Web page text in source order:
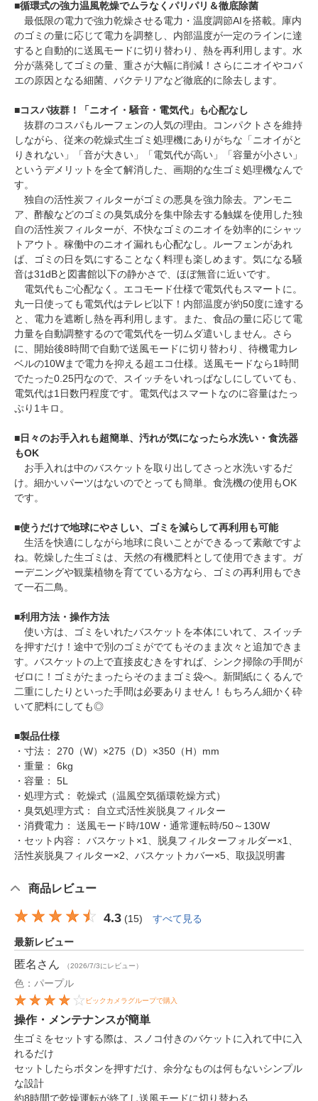
■循環式の強力温風乾燥でムラなくパリパリ＆徹底除菌
最低限の電力で強力乾燥させる電力・温度調節AIを搭載。庫内
のゴミの量に応じて電力を調整し、内部温度が一定のラインに達
すると自動的に送風モードに切り替わり、熱を再利用します。水
分が蒸発してゴミの量、重さが大幅に削減！さらにニオイやコバ
エの原因となる細菌、バクテリアなど徹底的に除去します。
■コスパ抜群！「ニオイ・騒音・電気代」も心配なし
抜群のコスパもルーフェンの人気の理由。コンパクトさを維持
しながら、従来の乾燥式生ゴミ処理機にありがちな「ニオイがと
りきれない」「音が大きい」「電気代が高い」「容量が小さい」
というデメリットを全て解消した、画期的な生ゴミ処理機なんで
す。
独自の活性炭フィルターがゴミの悪臭を強力除去。アンモニ
ア、酢酸などのゴミの臭気成分を集中除去する触媒を使用した独
自の活性炭フィルターが、不快なゴミのニオイを効率的にシャッ
トアウト。稼働中のニオイ漏れも心配なし。ルーフェンがあれ
ば、ゴミの日を気にすることなく料理も楽しめます。気になる騒
音は31dBと図書館以下の静かさで、ほぼ無音に近いです。
電気代もご心配なく。エコモード仕様で電気代もスマートに。
丸一日使っても電気代はテレビ以下！内部温度が約50度に達する
と、電力を遮断し熱を再利用します。また、食品の量に応じて電
力量を自動調整するので電気代を一切ムダ遣いしません。さら
に、開始後8時間で自動で送風モードに切り替わり、待機電力レ
ベルの10Wまで電力を抑える超エコ仕様。送風モードなら1時間
でたった0.25円なので、スイッチをいれっぱなしにしていても、
電気代は1日数円程度です。電気代はスマートなのに容量はたっ
ぷり1キロ。
■日々のお手入れも超簡単、汚れが気になったら水洗い・食洗器
もOK
お手入れは中のバスケットを取り出してさっと水洗いするだ
け。細かいパーツはないのでとっても簡単。食洗機の使用もOK
です。
■使うだけで地球にやさしい、ゴミを減らして再利用も可能
生活を快適にしながら地球に良いことができるって素敵ですよ
ね。乾燥した生ゴミは、天然の有機肥料として使用できます。ガ
ーデニングや観葉植物を育てている方なら、ゴミの再利用もでき
て一石二鳥。
■利用方法・操作方法
使い方は、ゴミをいれたバスケットを本体にいれて、スイッチ
を押すだけ！途中で別のゴミがでてもそのまま次々と追加できま
す。バスケットの上で直接皮むきをすれば、シンク掃除の手間が
ゼロに！ゴミがたまったらそのままゴミ袋へ。新聞紙にくるんで
二重にしたりといった手間は必要ありません！もちろん細かく砕
いて肥料にしても◎
■製品仕様
・寸法： 270（W）×275（D）×350（H）mm
・重量： 6kg
・容量： 5L
・処理方式： 乾燥式（温風空気循環乾燥方式）
・臭気処理方式： 自立式活性炭脱臭フィルター
・消費電力： 送風モード時/10W・通常運転時/50～130W
・セット内容： バスケット×1、脱臭フィルターフォルダー×1、
活性炭脱臭フィルター×2、バスケットカバー×5、取扱説明書
商品レビュー
4.3 (15) すべて見る
最新レビュー
匿名 さん （2026/7/3にレビュー）
色：パープル
ビックカメラグループで購入
操作・メンテナンスが簡単
生ゴミをセットする際は、スノコ付きのバケットに入れて中に入
れるだけ
セットしたらボタンを押すだけ、余分なものは何もないシンプル
な設計
約8時間で乾燥運転が終了し送風モードに切り替わる